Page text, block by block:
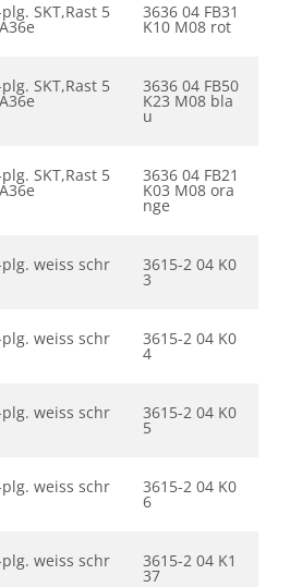
SKT,Rast 5 3636 04 FB31
K10 M08 rot
SKT,Rast 5 3636 04 FB50
K23 M08 bla
u
SKT,Rast 5 3636 04 FB21
K03 M08 ora
nge
weiss schr 3615-2 04 K0
3
weiss schr 3615-2 04 K0
4
weiss schr 3615-2 04 K0
5
weiss schr 3615-2 04 K0
6
weiss schr 3615-2 04 K1
37